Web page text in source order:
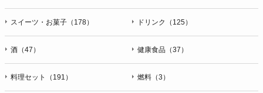
個人情報に関する問合わせ窓口
個人情報保護管理者：オペレーション部シニアマネージャー
〒106-0044 東京都港区東麻布一丁目２７番１号 東麻布食文化
ビル４階
スイーツ・お菓子（178） ドリンク（125）
酒（47） 健康食品（37）
料理セット（191） 燃料（3）